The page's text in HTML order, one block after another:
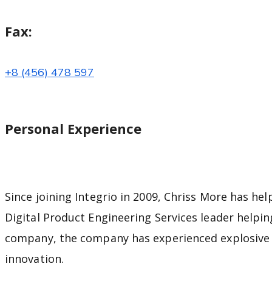
Fax:
+8 (456) 478 597
Personal Experience
Since joining Integrio in 2009, Chriss More has
Digital Product Engineering Services leader
company, the company has experienced
innovation.